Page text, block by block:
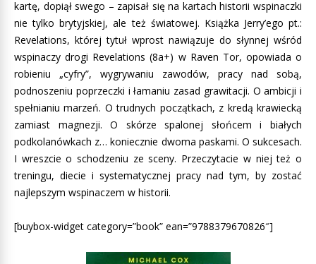
kartę, dopiął swego – zapisał się na kartach historii wspinaczki
nie tylko brytyjskiej, ale też światowej. Książka Jerry’ego pt.:
Revelations, której tytuł wprost nawiązuje do słynnej wśród
wspinaczy drogi Revelations (8a+) w Raven Tor, opowiada o
robieniu „cyfry”, wygrywaniu zawodów, pracy nad sobą,
podnoszeniu poprzeczki i łamaniu zasad grawitacji. O ambicji i
spełnianiu marzeń. O trudnych początkach, z kredą krawiecką
zamiast magnezji. O skórze spalonej słońcem i białych
podkolanówkach z… koniecznie dwoma paskami. O sukcesach.
I wreszcie o schodzeniu ze sceny. Przeczytacie w niej też o
treningu, diecie i systematycznej pracy nad tym, by zostać
najlepszym wspinaczem w historii.
[buybox-widget category=”book” ean=”9788379670826″]